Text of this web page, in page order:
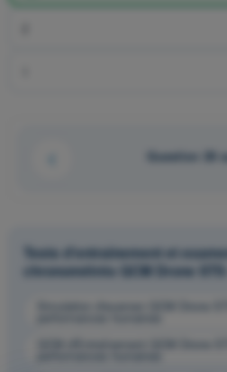
Question 28
Tests d'entraînement et
chronométrés QCM Drone STS
Simulation d'examen QCM Drone
QCM d'Entraînement QCM Drone